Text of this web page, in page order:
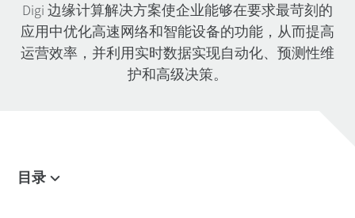
Digi 边缘计算解决方案使企业能够在要求最苛刻的
应用中优化高速网络和智能设备的功能，从而提高
运营效率，并利用实时数据实现自动化、预测性维
护和高级决策。
目录